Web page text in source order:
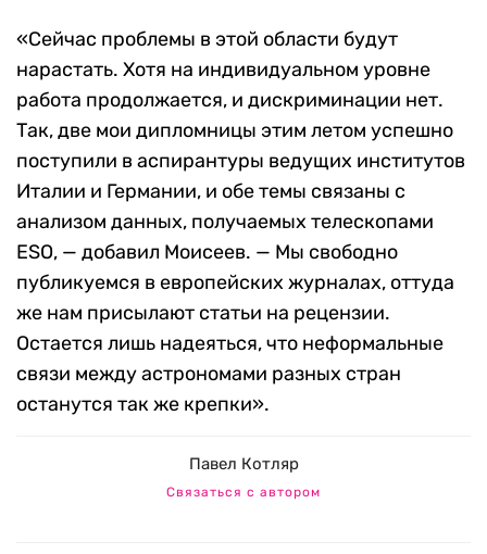
«Сейчас проблемы в этой области будут
нарастать. Хотя на индивидуальном уровне
работа продолжается, и дискриминации нет.
Так, две мои дипломницы этим летом успешно
поступили в аспирантуры ведущих институтов
Италии и Германии, и обе темы связаны с
анализом данных, получаемых телескопами
ESO, — добавил Моисеев. — Мы свободно
публикуемся в европейских журналах, оттуда
же нам присылают статьи на рецензии.
Остается лишь надеяться, что неформальные
связи между астрономами разных стран
останутся так же крепки».
Павел Котляр
Связаться с автором